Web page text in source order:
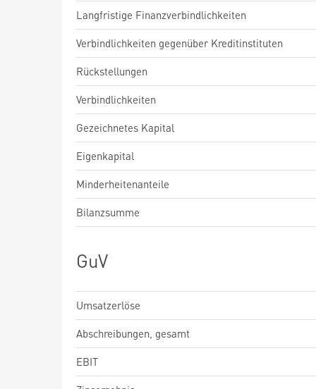
Langfristige Finanzverbindlichkeiten
Verbindlichkeiten gegenüber Kreditinstituten
Rückstellungen
Verbindlichkeiten
Gezeichnetes Kapital
Eigenkapital
Minderheitenanteile
Bilanzsumme
GuV
Umsatzerlöse
Abschreibungen, gesamt
EBIT